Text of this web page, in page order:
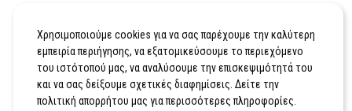
Χρησιμοποιούμε cookies για να σας παρέχουμε την καλύτερη
εμπειρία περιήγησης, να εξατομικεύσουμε το περιεχόμενο
του ιστότοπού μας, να αναλύσουμε την επισκεψιμότητά του
και να σας δείξουμε σχετικές διαφημίσεις. Δείτε την
πολιτική απορρήτου μας για περισσότερες πληροφορίες.